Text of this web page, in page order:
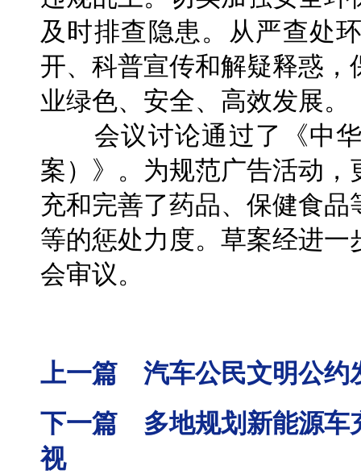
及时排查隐患。从严查处
开、科普宣传和解疑释惑
业绿色、安全、高效发展。
会议讨论通过了《中华
案）》。为规范广告活动
充和完善了药品、保健食
等的惩处力度。草案经进
会审议。
上一篇 汽车公民文明公约
下一篇 多地规划新能源车
视